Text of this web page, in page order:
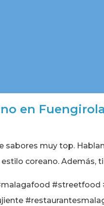
en
sabores muy top.
coreano. Además,
#streetfood